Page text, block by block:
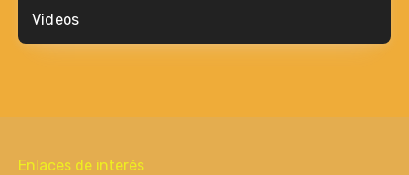
Videos
Enlaces de interés